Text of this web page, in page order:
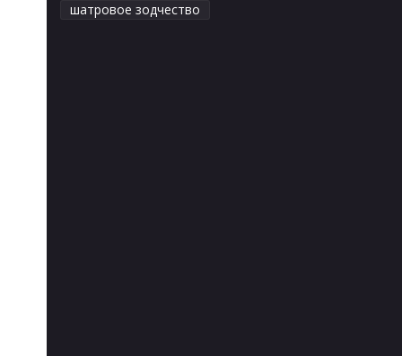
шатровое зодчество